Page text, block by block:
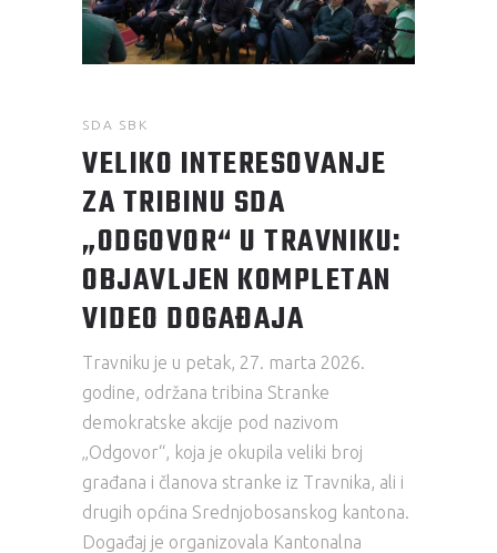
SDA SBK
VELIKO INTERESOVANJE
ZA TRIBINU SDA
„ODGOVOR“ U TRAVNIKU:
OBJAVLJEN KOMPLETAN
VIDEO DOGAĐAJA
Travniku je u petak, 27. marta 2026.
godine, održana tribina Stranke
demokratske akcije pod nazivom
„Odgovor“, koja je okupila veliki broj
građana i članova stranke iz Travnika, ali i
drugih općina Srednjobosanskog kantona.
Događaj je organizovala Kantonalna